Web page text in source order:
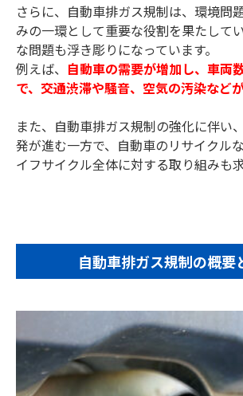
さらに、自動車排ガス規制は、環境問
みの一環として重要な役割を果たして
な問題も浮き彫りになっています。
例えば、 自動車の需要が増加し、車両
で、交通渋滞や騒音、空気の汚染など
また、自動車排ガス規制の強化に伴い
発が進む一方で、自動車のリサイクル
イフサイクル全体に対する取り組みも
自動車排ガス規制の概要